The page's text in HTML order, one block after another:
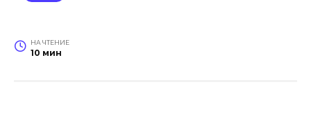
НА ЧТЕНИЕ
10 мин